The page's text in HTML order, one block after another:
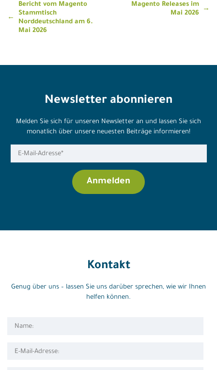
Beitragsnavigation
Bericht vom Magento
Stammtisch
Norddeutschland am 6.
Mai 2026
Magento Releases im
Mai 2026
Newsletter abonnieren
Melden Sie sich für unseren Newsletter an und lassen Sie sich
monatlich über unsere neuesten Beiträge informieren!
Kontakt
Genug über uns – lassen Sie uns darüber sprechen, wie wir Ihnen
helfen können.